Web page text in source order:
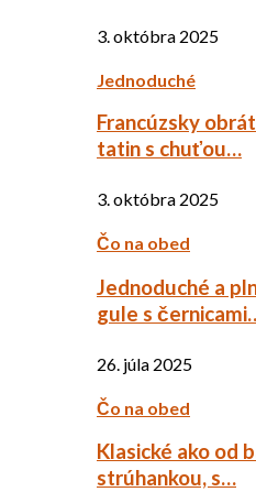
3. októbra 2025
Jednoduché
Francúzsky
tatin s chuťou…
3. októbra 2025
Čo na obed
Jednoduché a
gule s
26. júla 2025
Čo na obed
Klasické ako od
strúhankou, s…